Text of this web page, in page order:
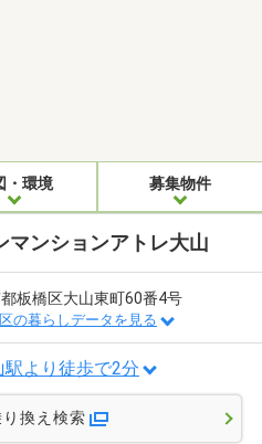
・環境 募集物件
マンションアトレ大山
板橋区大山東町60番4号
の暮らしデータを見る
駅より徒歩で2分
り換え検索